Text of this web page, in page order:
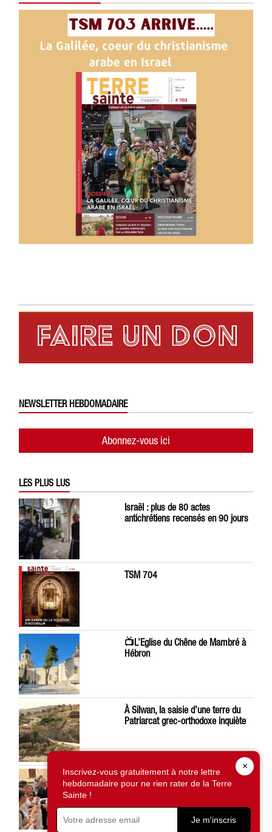
NEWSLETTER HEBDOMADAIRE
Abonnez-vous ici
LES PLUS LUS
Israël : plus de 80 actes
antichrétiens recensés en 90 jours
TSM 704
📺L’Eglise du Chêne de Mambré à
Hébron
À Silwan, la saisie d’une terre du
Patriarcat grec-orthodoxe inquiète
Léon XIV préoccupé par la situation
en Terre Sainte
×
Inscrivez-vous gratuitement à notre lettre
hebdomadaire pour ne rien rater de la Terre
Sainte !
Je m'inscris